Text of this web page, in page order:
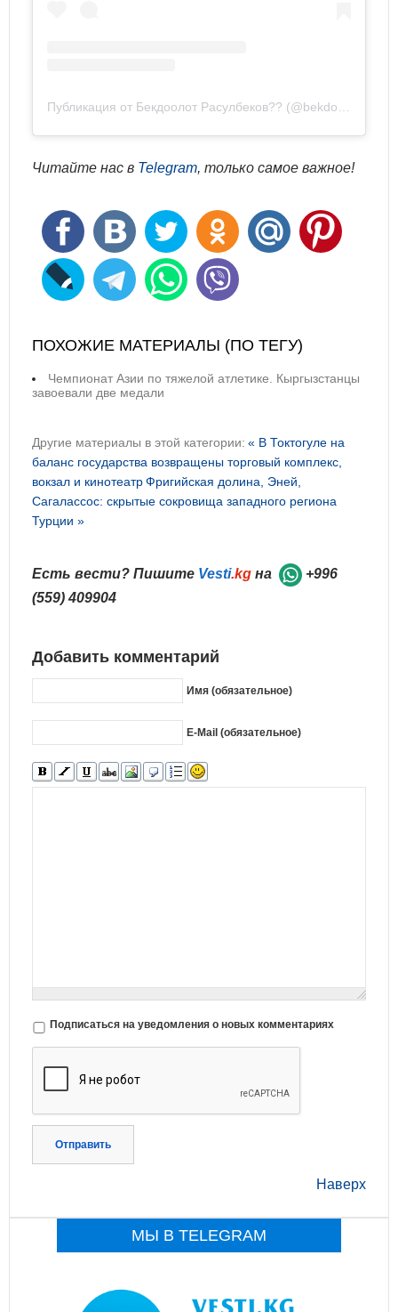
Читайте нас в Telegram, только самое важное!
ПОХОЖИЕ МАТЕРИАЛЫ (ПО ТЕГУ)
Чемпионат Азии по тяжелой атлетике. Кыргызстанцы
завоевали две медали
Другие материалы в этой категории: « В Токтогуле на
баланс государства возвращены торговый комплекс,
вокзал и кинотеатрФригийская долина, Эней,
Сагалассос: скрытые сокровища западного региона
Турции »
Есть вести? Пишите Vesti.kg на
+996
(559) 409904
Добавить комментарий
Имя (обязательное)
E-Mail (обязательное)
Подписаться на уведомления о новых комментариях
Отправить
Наверх
МЫ В TELEGRAM